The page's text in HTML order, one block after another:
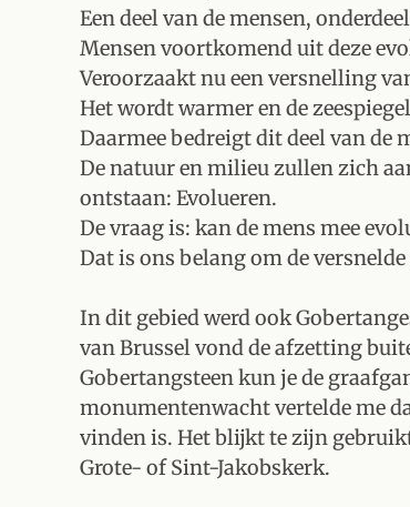
Een deel van de mensen,
Mensen voortkomend uit deze
Veroorzaakt nu een versnelling
Het wordt warmer en de
Daarmee bedreigt dit deel van de
De natuur en milieu zullen zich
ontstaan: Evolueren.
De vraag is: kan de mens mee
Dat is ons belang om de
In dit gebied werd ook
van Brussel vond de afzetting
Gobertangsteen kun je de
monumentenwacht vertelde me
vinden is. Het blijkt te zijn
Grote- of Sint-Jakobskerk.